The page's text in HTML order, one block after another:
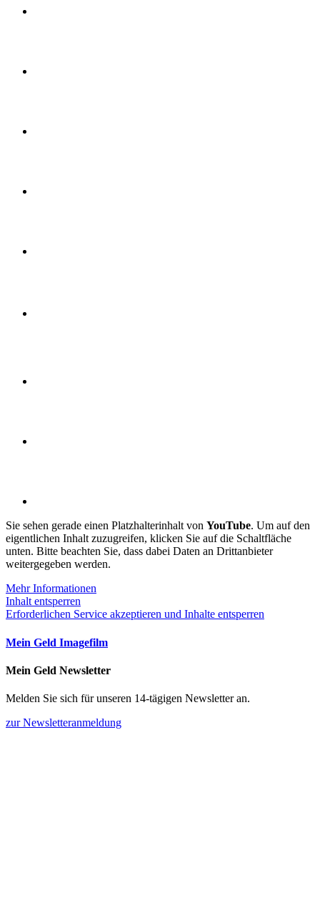
Sie sehen gerade einen Platzhalterinhalt von YouTube. Um auf den
eigentlichen Inhalt zuzugreifen, klicken Sie auf die Schaltfläche
unten. Bitte beachten Sie, dass dabei Daten an Drittanbieter
weitergegeben werden.
Mehr Informationen
Inhalt entsperren
Erforderlichen Service akzeptieren und Inhalte entsperren
Mein Geld Imagefilm
Mein Geld Newsletter
Melden Sie sich für unseren 14-tägigen Newsletter an.
zur Newsletteranmeldung